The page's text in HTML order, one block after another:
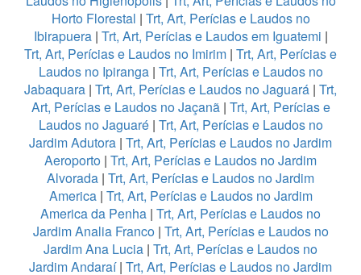
Horto Florestal | Trt, Art, Perícias e Laudos no
Ibirapuera| Trt, Art, Perícias e Laudos em Iguatemi |
Trt, Art, Perícias e Laudos no Imirim | Trt, Art, Perícias e
Laudos no Ipiranga| Trt, Art, Perícias e Laudos no
Jabaquara | Trt, Art, Perícias e Laudos no Jaguará | Trt,
Art, Perícias e Laudos no Jaçanã| Trt, Art, Perícias e
Laudos no Jaguaré| Trt, Art, Perícias e Laudos no
Jardim Adutora | Trt, Art, Perícias e Laudos no Jardim
Aeroporto | Trt, Art, Perícias e Laudos no Jardim
Alvorada | Trt, Art, Perícias e Laudos no Jardim
America| Trt, Art, Perícias e Laudos no Jardim
America da Penha | Trt, Art, Perícias e Laudos no
Jardim Analia Franco| Trt, Art, Perícias e Laudos no
Jardim Ana Lucia | Trt, Art, Perícias e Laudos no
Jardim Andaraí| Trt, Art, Perícias e Laudos no Jardim